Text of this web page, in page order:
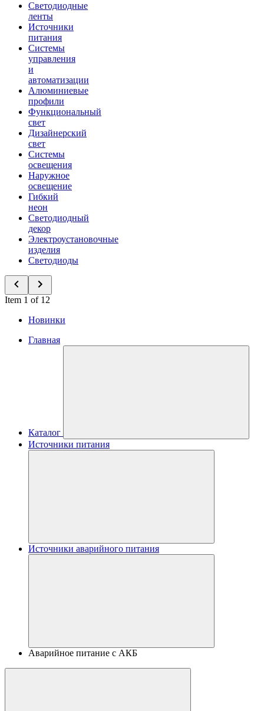
Светодиодные
ленты
Источники
питания
Системы
управления
и
автоматизации
Алюминиевые
профили
Функциональный
свет
Дизайнерский
свет
Системы
освещения
Наружное
освещение
Гибкий
неон
Светодиодный
декор
Электроустановочные
изделия
Светодиоды
Item 1 of 12
Новинки
Главная
Каталог
Источники питания
Источники аварийного питания
Аварийное питание с АКБ